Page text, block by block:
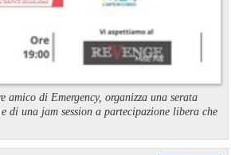
amico di Emergency, organizza una serata
di una jam session a partecipazione libera che